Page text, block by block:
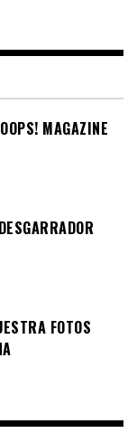
MAGAZINE
FOTOS